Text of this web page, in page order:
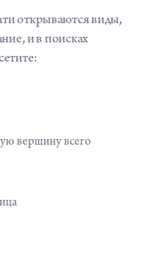
открываются виды,
и в поисках
вершину всего